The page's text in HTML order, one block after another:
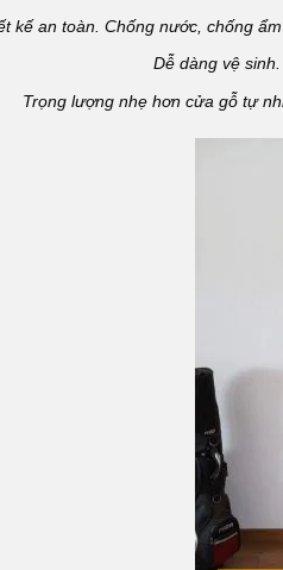
kế an toàn . Chống nước, chống
Dễ dàng vệ
Trọng lượng nhẹ hơn cửa gỗ tự